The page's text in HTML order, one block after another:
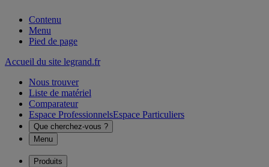
Contenu
Menu
Pied de page
Accueil du site legrand.fr
Nous trouver
Liste de matériel
Comparateur
Espace ProfessionnelsEspace Particuliers
Que cherchez-vous ?
Menu
Produits